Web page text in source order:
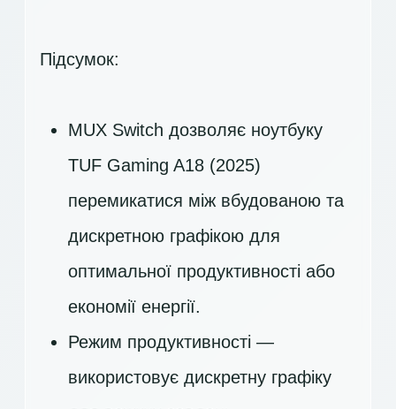
Підсумок:
MUX Switch дозволяє ноутбуку
TUF Gaming A18 (2025)
перемикатися між вбудованою та
дискретною графікою для
оптимальної продуктивності або
економії енергії.
Режим продуктивності —
використовує дискретну графіку